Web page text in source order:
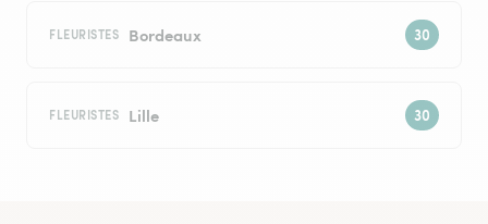
FLEURISTES Bordeaux
FLEURISTES Lille